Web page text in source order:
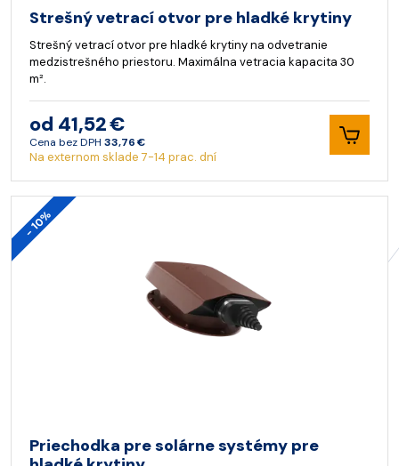
Strešný vetrací otvor pre hladké krytiny
Strešný vetrací otvor pre hladké krytiny na odvetranie
medzistrešného priestoru. Maximálna vetracia kapacita 30
m².
od 41,52 €
Cena bez DPH 33,76 €
Na externom sklade 7-14 prac. dní
- 10%
Priechodka pre solárne systémy pre